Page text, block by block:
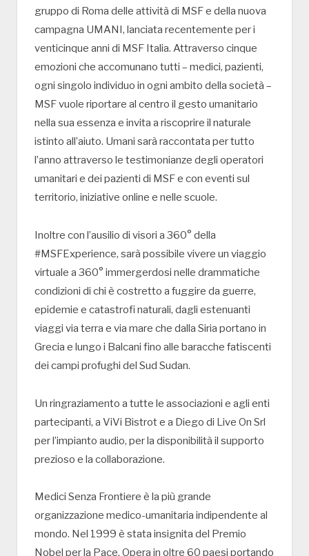
gruppo di Roma delle attività di MSF e della nuova
campagna UMANI, lanciata recentemente per i
venticinque anni di MSF Italia. Attraverso cinque
emozioni che accomunano tutti – medici, pazienti,
ogni singolo individuo in ogni ambito della società –
MSF vuole riportare al centro il gesto umanitario
nella sua essenza e invita a riscoprire il naturale
istinto all’aiuto. Umani sarà raccontata per tutto
l’anno attraverso le testimonianze degli operatori
umanitari e dei pazienti di MSF e con eventi sul
territorio, iniziative online e nelle scuole.
Inoltre con l’ausilio di visori a 360° della
#MSFExperience, sarà possibile vivere un viaggio
virtuale a 360° immergerdosi nelle drammatiche
condizioni di chi è costretto a fuggire da guerre,
epidemie e catastrofi naturali, dagli estenuanti
viaggi via terra e via mare che dalla Siria portano in
Grecia e lungo i Balcani fino alle baracche fatiscenti
dei campi profughi del Sud Sudan.
Un ringraziamento a tutte le associazioni e agli enti
partecipanti, a ViVi Bistrot e a Diego di Live On Srl
per l’impianto audio, per la disponibilità il supporto
prezioso e la collaborazione.
Medici Senza Frontiere è la più grande
organizzazione medico-umanitaria indipendente al
mondo. Nel 1999 è stata insignita del Premio
Nobel per la Pace. Opera in oltre 60 paesi portando